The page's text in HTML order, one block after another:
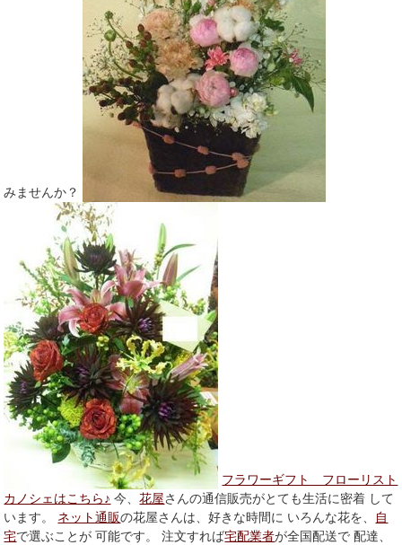
みませんか？
フラワーギフト フローリスト
カノシェはこちら♪ 今、花屋さんの通信販売がとても生活に密着 して
います。 ネット通販の花屋さんは、好きな時間に いろんな花を、 自
宅で選ぶことが 可能です。 注文すれば宅配業者が全国配送で 配達、